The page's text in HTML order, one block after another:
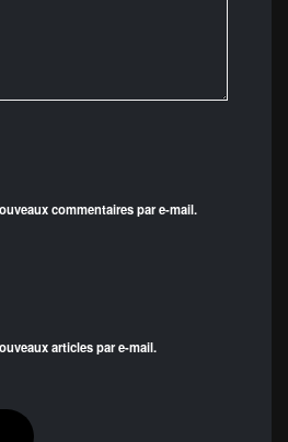
commentaires par e-mail.
articles par e-mail.